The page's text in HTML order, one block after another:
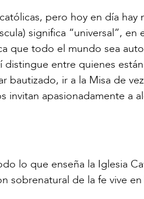
pero hoy en día
significa “universal”,
que todo el mundo sea
distingue entre quienes
bautizado, ir a la Misa de
invitan apasionadamente a
lo que enseña la Iglesia
sobrenatural de la fe vive